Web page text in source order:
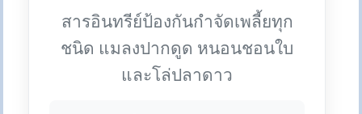
สารอินทรีย์ป้องกันกำจัดเพลี้ยทุก
ชนิด แมลงปากดูด หนอนชอนใบ
และโล่ปลาดาว